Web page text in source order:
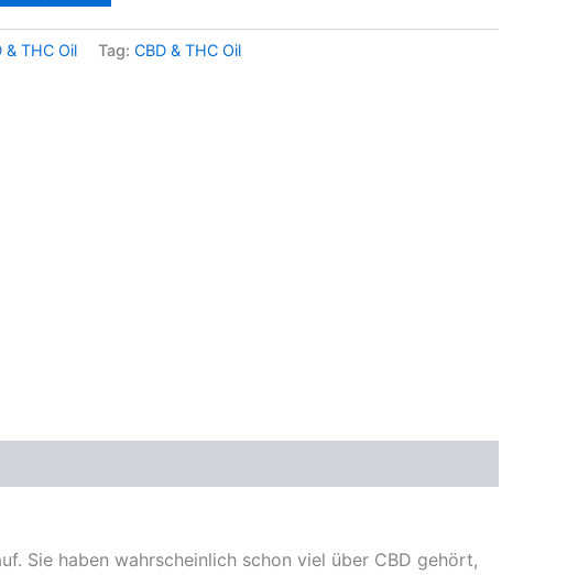
& THC Oil Tag: CBD & THC Oil
Sie haben wahrscheinlich schon viel über CBD gehört,